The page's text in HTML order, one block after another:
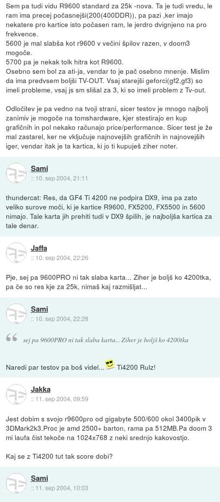
Sem pa tudi vidu R9600 standard za 25k -nova. Ta je tudi vredu, le
ram ima precej počasnejši(200(400DDR)), pa pazi ,ker imajo
nekatere pro kartice isto počasen ram, le jerdro dvignjeno na pro
frekvence.
5600 je mal slabša kot r9600 v večini špilov razen, v doom3
mogoče.
5700 pa je nekak tolk hitra kot R9600.
Osebno sem bol za ati-ja, vendar to je pač osebno mnenje. Mislim
da ima predvsem boljši TV-OUT. Vsaj starejši geforci(gf2,gf3) so
imeli probleme, vsaj js sm slišal za 3, ki so imeli problem z Tv-out.
Odločitev je pa vedno na tvoji strani, sicer testov je mnogo najbolj
zanimiv je mogoče na tomshardware, kjer stestirajo en kup
grafičnih in pol nekako računajo price/performance. Sicer test je že
mal zastarel, ker ne vključuje najnovejših grafičnih in najnovejših
iger, vendar itak je ta kartica, ki jo ti kupuješ ziher noter.
Sami
:: 10. sep 2004, 21:11
thundercat: Res, da GF4 Ti 4200 ne podpira DX9, ima pa zato
veliko surove moči, ki je kartice R9600, FX5200, FX5500 in 5600
nimajo. Tale karta jih prehiti tudi v DX9 špilih, je najboljša kartica za
tale denar.
Jaffa
:: 10. sep 2004, 22:26
Pje, sej pa 9600PRO ni tak slaba karta... Ziher je boljš ko 4200tka,
pa če so res kje za 25k, nimaš kaj razmišljat...
Sami
:: 10. sep 2004, 22:28
sej pa 9600PRO ni tak slaba karta... Ziher je boljš ko 4200tka
Naredi par testov pa boš videl... Ti4200 Rulz!
Jakka
:: 11. sep 2004, 09:59
Jest dobim s svojo r9600pro od gigabyte 500/600 okol 3400pik v
3DMark2k3.Proc je amd 2500+ barton, rama pa 512MB.Pa doom 3
mi laufa čist tekoče na 1024x768 z neki srednjo kakovostjo.
Kaj se z Ti4200 tut tak score dobi?
Sami
:: 11. sep 2004, 10:03